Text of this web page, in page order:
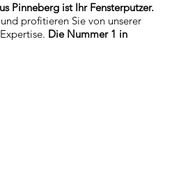
Pinneberg ist Ihr Fensterputzer.
profitieren Sie von unserer
Die Nummer 1 in